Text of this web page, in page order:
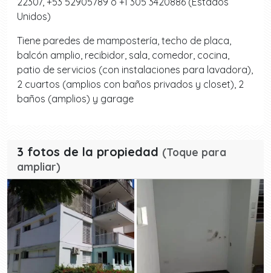
Unidos)
Tiene paredes de mampostería, techo de placa,
balcón amplio, recibidor, sala, comedor, cocina,
patio de servicios (con instalaciones para lavadora),
2 cuartos (amplios con baños privados y closet), 2
baños (amplios) y garage
3 fotos de la propiedad (Toque para
ampliar)